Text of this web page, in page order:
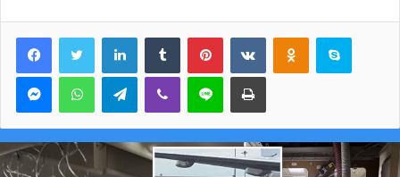
LinkedInTumblr PinterestВконтактеОдноклассники
Skype
MessengerWhatsAppTelegramViber Line Печатать